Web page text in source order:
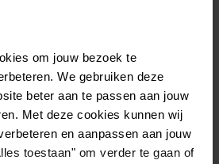
om jouw bezoek te
We gebruiken deze
beter aan te passen aan jouw
Met deze cookies kunnen wij
en aanpassen aan jouw
toestaan" om verder te gaan of
de 51 Degrees North offre à votre
une chaleur incomparables. Son
invite à la détente, tandis que
parfaitement dans tout intérieur.